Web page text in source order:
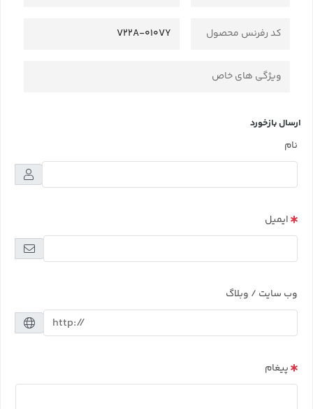
کد رفرنس محصول V22A-010VY
ویژگی های خاص
ارسال بازخورد
نام
ایمیل
وب سایت / وبلاگ
پیغام